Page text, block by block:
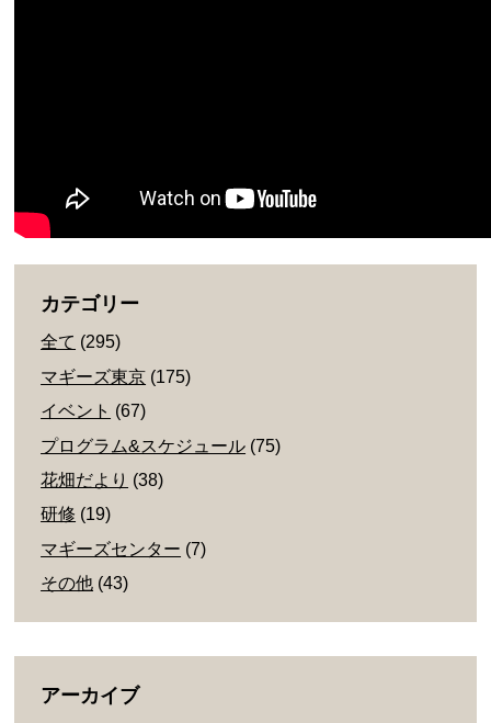
カテゴリー
全て (295)
マギーズ東京 (175)
イベント (67)
プログラム&スケジュール (75)
花畑だより (38)
研修 (19)
マギーズセンター (7)
その他 (43)
アーカイブ